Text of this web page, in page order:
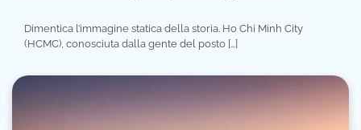
Dimentica l’immagine statica della storia. Ho Chi Minh City
(HCMC), conosciuta dalla gente del posto […]